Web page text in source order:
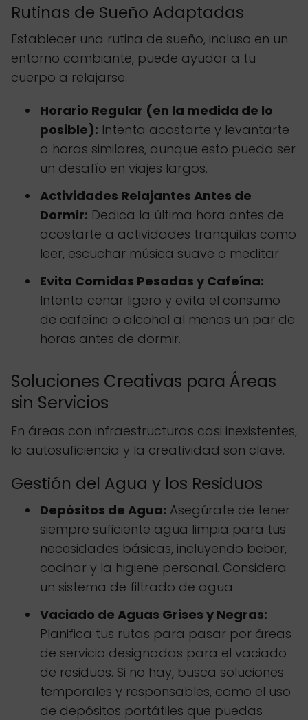
Rutinas de Sueño Adaptadas
Establecer una rutina de sueño, incluso en un
entorno cambiante, puede ayudar a tu
cuerpo a relajarse.
Horario Regular (en la medida de lo
posible): Intenta acostarte y levantarte
a horas similares, aunque esto pueda ser
un desafío en viajes largos.
Actividades Relajantes Antes de
Dormir: Dedica la última hora antes de
acostarte a actividades tranquilas como
leer, escuchar música suave o meditar.
Evita Comidas Pesadas y Cafeína:
Intenta cenar ligero y evita el consumo
de cafeína o alcohol al menos un par de
horas antes de dormir.
Soluciones Creativas para Áreas
sin Servicios
En áreas con infraestructuras casi inexistentes,
la autosuficiencia y la creatividad son clave.
Gestión del Agua y los Residuos
Depósitos de Agua: Asegúrate de tener
siempre suficiente agua limpia para tus
necesidades básicas, incluyendo beber,
cocinar y la higiene personal. Considera
un sistema de filtrado de agua.
Vaciado de Aguas Grises y Negras:
Planifica tus rutas para pasar por áreas
de servicio designadas para el vaciado
de residuos. Si no hay, busca soluciones
temporales y responsables, como el uso
de depósitos portátiles que puedas